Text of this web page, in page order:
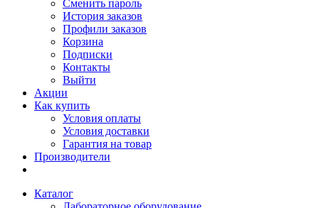
Сменить пароль
История заказов
Профили заказов
Корзина
Подписки
Контакты
Выйти
Акции
Как купить
Условия оплаты
Условия доставки
Гарантия на товар
Производители
Каталог